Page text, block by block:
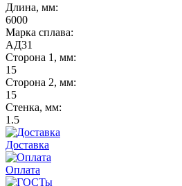
Длина, мм:
6000
Марка сплава:
АД31
Сторона 1, мм:
15
Сторона 2, мм:
15
Стенка, мм:
1.5
Доставка
Оплата